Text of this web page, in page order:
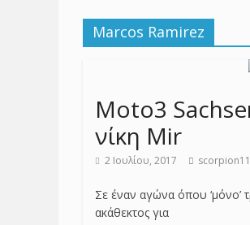
Marcos Ramirez
Moto3
νίκη Mir
2 Ιουλίου, 2017 scorpion11
Σε έναν αγώνα όπου ‘μόνο’
ακάθεκτος για